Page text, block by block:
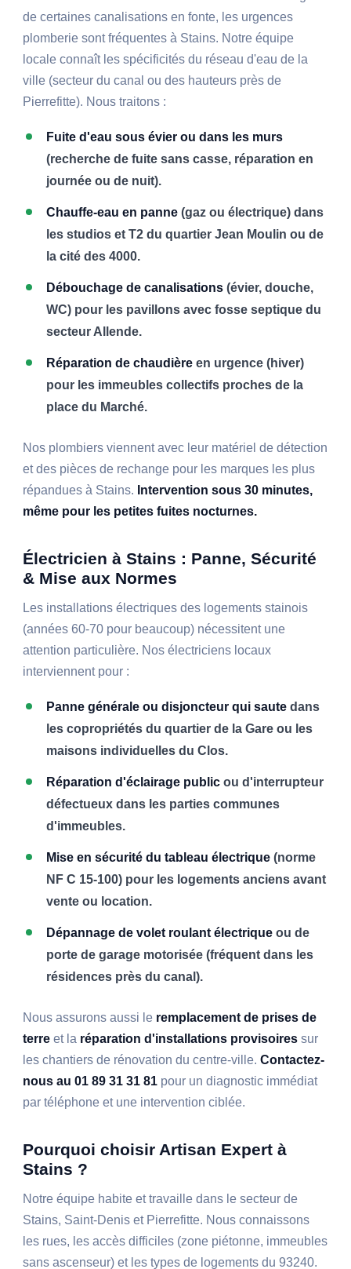
de certaines canalisations en fonte, les urgences
plomberie sont fréquentes à Stains. Notre équipe
locale connaît les spécificités du réseau d'eau de la
ville (secteur du canal ou des hauteurs près de
Pierrefitte). Nous traitons :
Fuite d'eau sous évier ou dans les murs
(recherche de fuite sans casse, réparation en
journée ou de nuit).
Chauffe-eau en panne (gaz ou électrique) dans
les studios et T2 du quartier Jean Moulin ou de
la cité des 4000.
Débouchage de canalisations (évier, douche,
WC) pour les pavillons avec fosse septique du
secteur Allende.
Réparation de chaudière en urgence (hiver)
pour les immeubles collectifs proches de la
place du Marché.
Nos plombiers viennent avec leur matériel de détection
et des pièces de rechange pour les marques les plus
répandues à Stains. Intervention sous 30 minutes,
même pour les petites fuites nocturnes.
Électricien à Stains : Panne, Sécurité
& Mise aux Normes
Les installations électriques des logements stainois
(années 60-70 pour beaucoup) nécessitent une
attention particulière. Nos électriciens locaux
interviennent pour :
Panne générale ou disjoncteur qui saute dans
les copropriétés du quartier de la Gare ou les
maisons individuelles du Clos.
Réparation d'éclairage public ou d'interrupteur
défectueux dans les parties communes
d'immeubles.
Mise en sécurité du tableau électrique (norme
NF C 15-100) pour les logements anciens avant
vente ou location.
Dépannage de volet roulant électrique ou de
porte de garage motorisée (fréquent dans les
résidences près du canal).
Nous assurons aussi le remplacement de prises de
terre et la réparation d'installations provisoires sur
les chantiers de rénovation du centre-ville.Contactez-
nous au 01 89 31 31 81 pour un diagnostic immédiat
par téléphone et une intervention ciblée.
Pourquoi choisir Artisan Expert à
Stains ?
Notre équipe habite et travaille dans le secteur de
Stains, Saint-Denis et Pierrefitte. Nous connaissons
les rues, les accès difficiles (zone piétonne, immeubles
sans ascenseur) et les types de logements du 93240.